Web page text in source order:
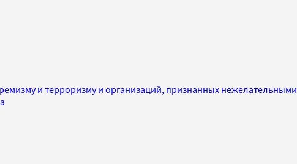
и терроризму и организаций, признанных нежелательными